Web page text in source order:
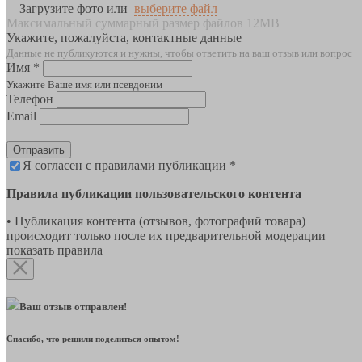
Загрузите фото или выберите файл
Максимальный суммарный размер файлов 12MB
Укажите, пожалуйста, контактные данные
Данные не публикуются и нужны, чтобы ответить на ваш отзыв или вопрос
Имя *
Укажите Ваше имя или псевдоним
Телефон
Email
Отправить
Я согласен с правилами публикации *
Правила публикации пользовательского контента
• Публикация контента (отзывов, фотографий товара)
происходит только после их предварительной модерации
показать правила
Ваш отзыв отправлен!
Спасибо, что решили поделиться опытом!